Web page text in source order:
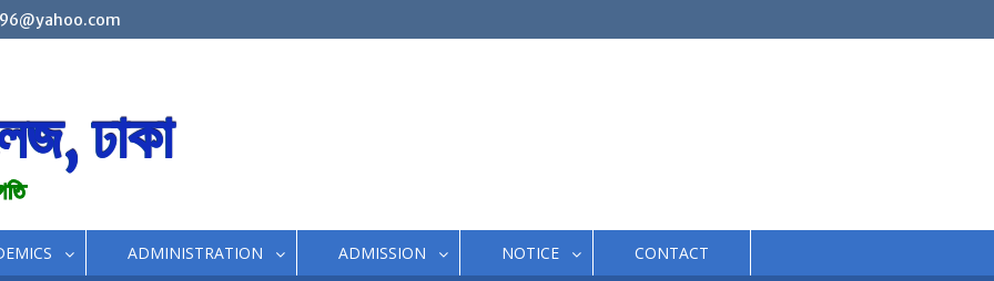
ঢাকা
ADMINISTRATION ADMISSION NOTICE CONTACT